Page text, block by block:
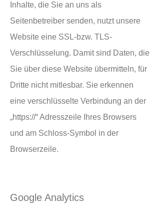
Inhalte, die Sie an uns als
Seitenbetreiber senden, nutzt unsere
Website eine SSL-bzw. TLS-
Verschlüsselung. Damit sind Daten, die
Sie über diese Website übermitteln, für
Dritte nicht mitlesbar. Sie erkennen
eine verschlüsselte Verbindung an der
„https://“ Adresszeile Ihres Browsers
und am Schloss-Symbol in der
Browserzeile.
Google Analytics